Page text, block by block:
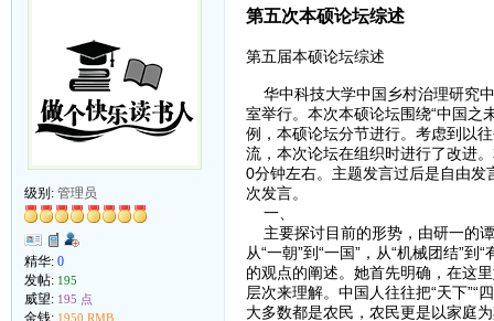
级别: 管理员
精华: 0
发帖: 195
威望: 195 点
1950 RMB
第五次本硕论坛综述
第五届本硕论坛综述
华中科技大学中国乡村治理研究
室举行。本次本硕论坛围绕“中国之
例，本硕论坛分节进行。考虑到以
流，本次论坛在组织时进行了改进
0分钟左右。主题发言过后是自由
次发言。
一、
主要探讨目前的形势，由研一的
从“一朝”到“一国”，从“机械团结”
的观点的阐述。她首先明确，在这
层次来理解。中国人往往把“天下”“
大多数都是农民，农民更是以家庭